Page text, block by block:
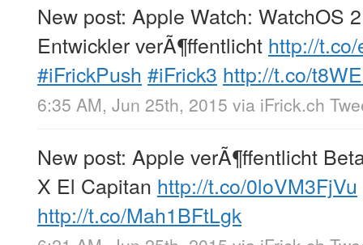
New post: Apple Watch: WatchOS
Entwickler verÃ¶ffentlicht http://
#iFrickPush #iFrick3 http://t.co/
6:35 AM, Jun 25th, 2015 via iFrick.ch
New post: Apple verÃ¶ffentlicht
X El Capitan http://t.co/0loVM3FjVu
http://t.co/Mah1BFtLgk